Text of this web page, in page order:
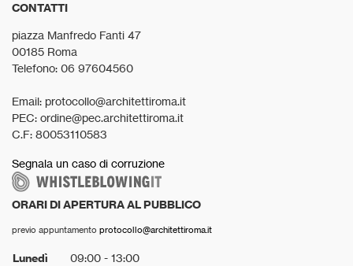
CONTATTI
piazza Manfredo Fanti 47
00185 Roma
Telefono: 06 97604560
Email: protocollo@architettiroma.it
PEC: ordine@pec.architettiroma.it
C.F: 80053110583
Segnala un caso di corruzione
ORARI DI APERTURA AL PUBBLICO
previo appuntamento protocollo@architettiroma.it
Lunedì
09:00 - 13:00